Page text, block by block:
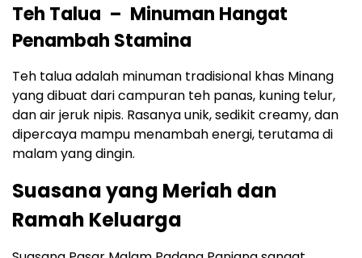
Teh Talua – Minuman Hangat
Penambah Stamina
Teh talua adalah minuman tradisional khas Minang
yang dibuat dari campuran teh panas, kuning telur,
dan air jeruk nipis. Rasanya unik, sedikit creamy, dan
dipercaya mampu menambah energi, terutama di
malam yang dingin.
Suasana yang Meriah dan
Ramah Keluarga